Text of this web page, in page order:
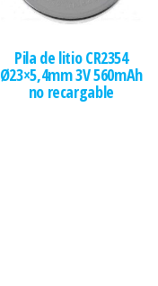
Pila de litio CR2354
Ø23×5,4mm 3V 560mAh
no recargable